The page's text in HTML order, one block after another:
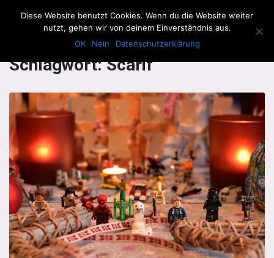
The Howling Men
Schlagwort:Scarif
Diese Website benutzt Cookies. Wenn du die Website weiter
nutzt, gehen wir von deinem Einverständnis aus.
OK
Nein Datenschutzerklärung